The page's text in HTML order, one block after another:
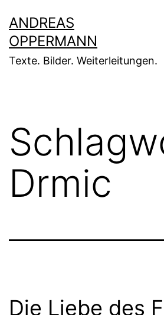
Inhalt
springen
ANDREAS
OPPERMANN
Texte. Bilder. Weiterleitungen.
Drmic
Die Liebe des